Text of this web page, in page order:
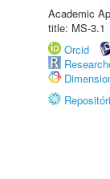
Academic
title: MS-3.1
Orcid